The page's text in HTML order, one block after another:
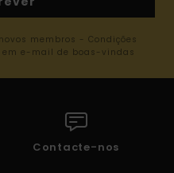
membros - Condições
e-mail de boas-vindas
Contacte-nos